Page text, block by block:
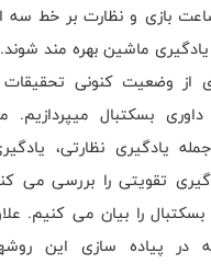
بازی و نظارت بر خط سه
ماشین بهره مند
از وضعیت کنونی تحقیقات
بسکتبال میپردازیم.
یادگیری نظارتی،
تقویتی را بررسی می
را بیان می کنیم.
در پیاده سازی این